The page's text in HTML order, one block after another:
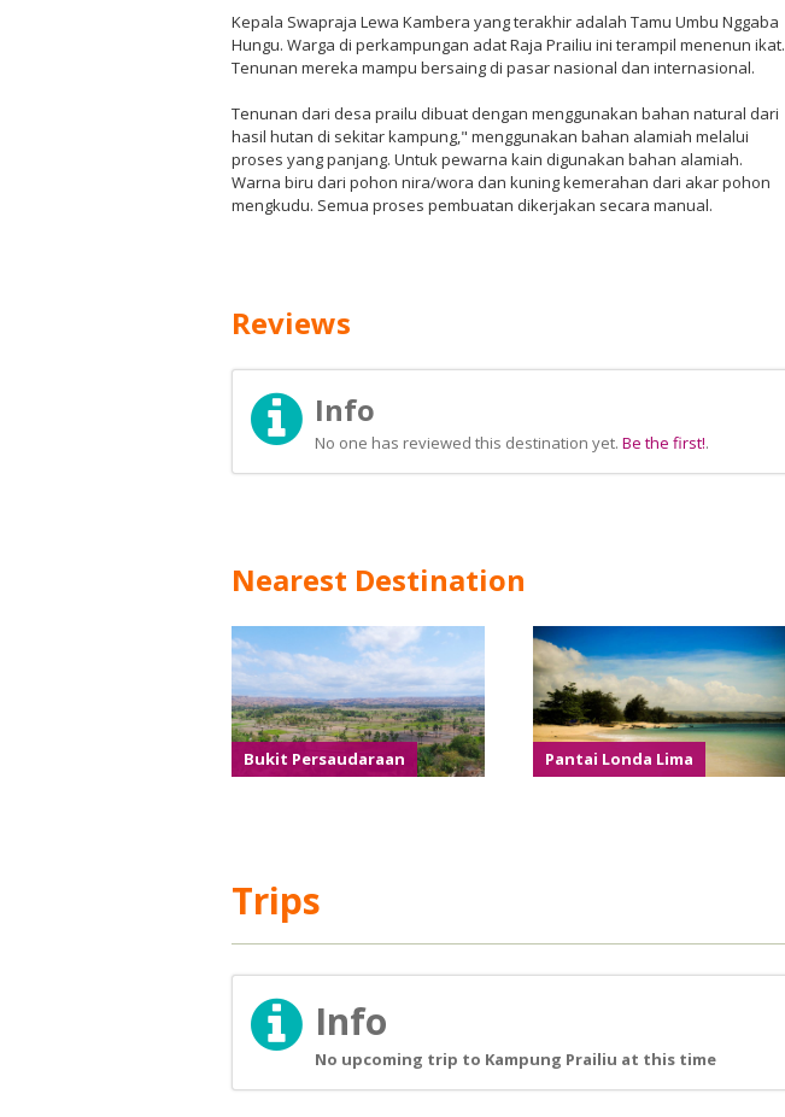
Kepala Swapraja Lewa Kambera yang terakhir adalah Tamu Umbu Nggaba
Hungu. Warga di perkampungan adat Raja Prailiu ini terampil menenun ikat.
Tenunan mereka mampu bersaing di pasar nasional dan internasional.
Tenunan dari desa prailu dibuat dengan menggunakan bahan natural dari
hasil hutan di sekitar kampung," menggunakan bahan alamiah melalui
proses yang panjang. Untuk pewarna kain digunakan bahan alamiah.
Warna biru dari pohon nira/wora dan kuning kemerahan dari akar pohon
mengkudu. Semua proses pembuatan dikerjakan secara manual.
Reviews
Info
No one has reviewed this destination yet. Be the first!.
Nearest Destination
Bukit Persaudaraan Pantai Londa Lima
Trips
Info
No upcoming trip to Kampung Prailiu at this time